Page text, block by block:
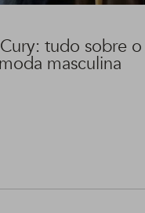
tudo sobre
masculina